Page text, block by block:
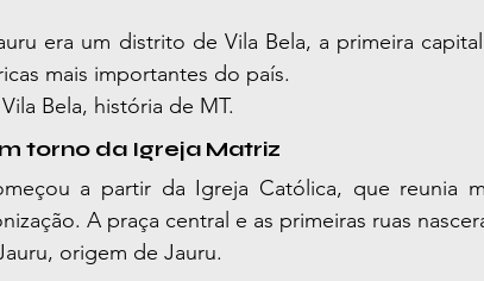
era um distrito de Vila Bela, a primeira
mais importantes do país.
Bela, história de MT.
torno da Igreja Matriz
a partir da Igreja Católica, que reunia
A praça central e as primeiras ruas
origem de Jauru.